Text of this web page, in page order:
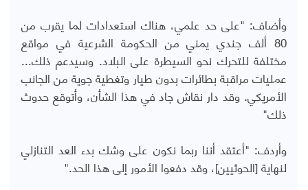
وأضاف: "على حد علمي، هناك استعدادات لما يقرب من
80 ألف جندي يمني من الحكومة الشرعية في مواقع
مختلفة للتحرك نحو السيطرة على البلاد. وسيدعم ذلك...
عمليات مراقبة بطائرات بدون طيار وتغطية جوية من الجانب
الأمريكي. وقد دار نقاش جاد في هذا الشأن، وأتوقع حدوث
ذلك"
وأردف: "أعتقد أننا ربما نكون على وشك بدء العد التنازلي
لنهاية [الحوثيين]، وقد دفعوا الأمور إلى هذا الحد."